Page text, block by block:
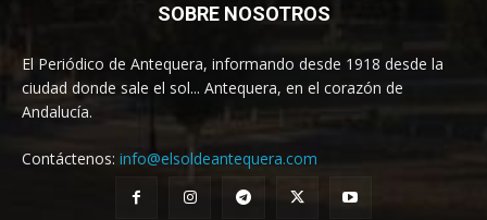
SOBRE NOSOTROS
El Periódico de Antequera, informando desde 1918 desde la
ciudad donde sale el sol... Antequera, en el corazón de
Andalucía.
Contáctenos: info@elsoldeantequera.com